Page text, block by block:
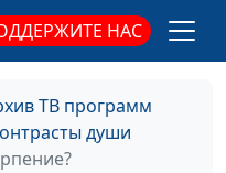
НАС
ТВ программ
души
Кириченко,